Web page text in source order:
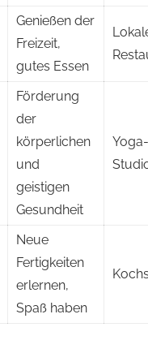
Genießen der
Freizeit,
gutes Essen
Förderung
der
körperlichen
und
geistigen
Gesundheit
Yoga-
Neue
Fertigkeiten
erlernen,
Spaß haben